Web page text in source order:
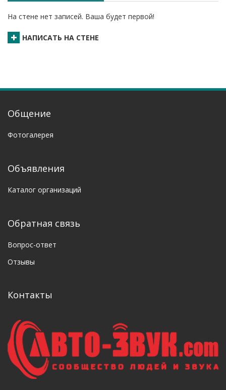
На стене нет записей. Ваша будет первой!
НАПИСАТЬ НА СТЕНЕ
Общение
Фотогалерея
Объявления
Каталог организаций
Обратная связь
Вопрос-ответ
Отзывы
Контакты